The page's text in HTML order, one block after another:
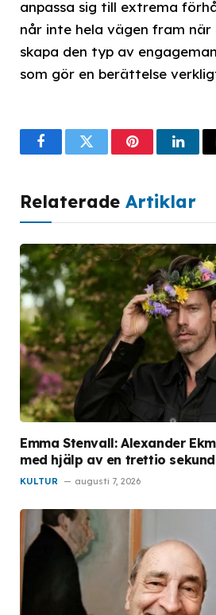
anpassa sig till extrema
når inte hela vägen fram
skapa den typ av
som gör en berättelse
FacebookTwitterPinterest
Relaterade Artiklar
Emma Stenvall: Alexander
med hjälp av en trettio
KULTUR augusti 7, 2026